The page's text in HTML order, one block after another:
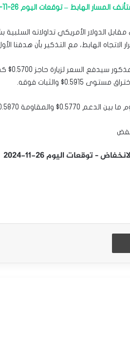
المسار الهابط – توقعات اليوم 26-11-2024
مقابل الدولار الأمريكي تداولاته
الهابط، مع التذكير بأن هدفنا الأول
نشير
والثبات فوقه.
والمقاومة 0.5870$
– توقعات اليوم 26-11-2024
طباعة